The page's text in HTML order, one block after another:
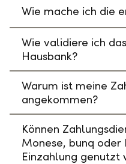
Wie mache ich die
Wie validiere ich
Hausbank?
Warum ist meine
angekommen?
Können
Monese, bunq oder
Einzahlung genutzt